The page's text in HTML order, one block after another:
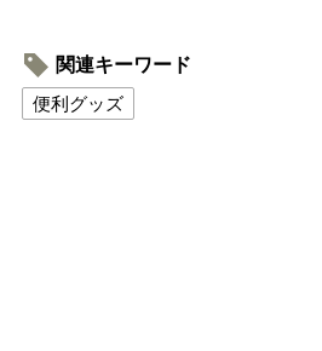
関連キーワード
便利グッズ